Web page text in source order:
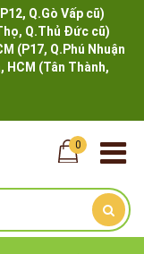
Q.Gò Vấp cũ)
Q.Thủ Đức cũ)
(P17, Q.Phú Nhuận
HCM (Tân Thành,
0